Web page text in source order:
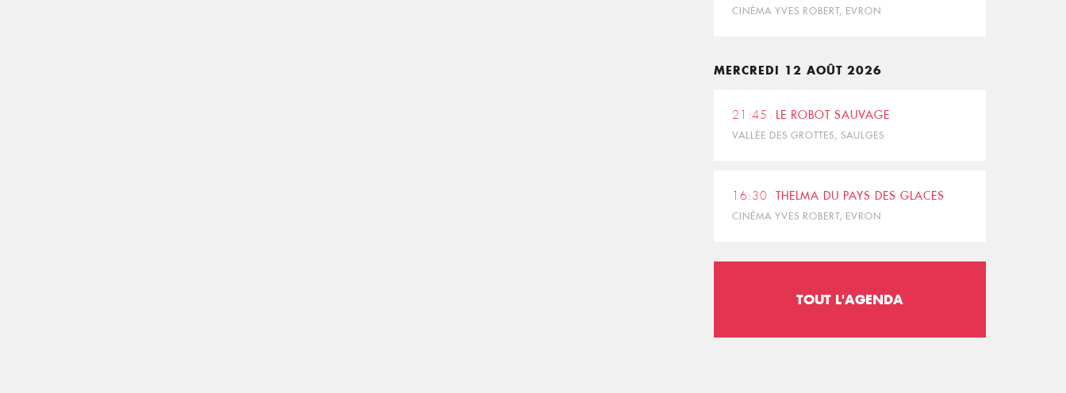
CINÉMA YVES ROBERT, EVRON
MERCREDI 12 AOÛT 2026
21:45 LE ROBOT SAUVAGE
VALLÉE DES GROTTES, SAULGES
16:30 THELMA DU PAYS DES GLACES
CINÉMA YVES ROBERT, EVRON
TOUT L'AGENDA